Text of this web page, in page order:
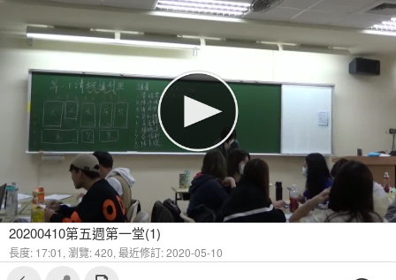
20200410第五週第一堂(1)
長度: 17:01, 瀏覽: 420, 最近修訂: 2020-05-10